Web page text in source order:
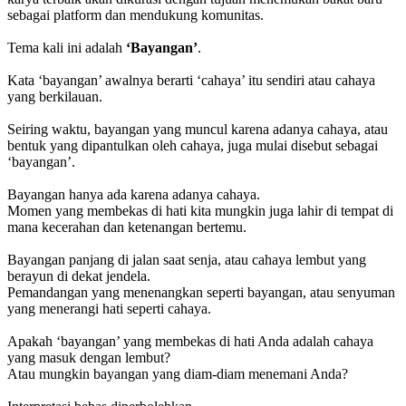
sebagai platform dan mendukung komunitas.
Tema kali ini adalah ‘Bayangan’.
Kata ‘bayangan’ awalnya berarti ‘cahaya’ itu sendiri atau cahaya
yang berkilauan.
Seiring waktu, bayangan yang muncul karena adanya cahaya, atau
bentuk yang dipantulkan oleh cahaya, juga mulai disebut sebagai
‘bayangan’.
Bayangan hanya ada karena adanya cahaya.
Momen yang membekas di hati kita mungkin juga lahir di tempat di
mana kecerahan dan ketenangan bertemu.
Bayangan panjang di jalan saat senja, atau cahaya lembut yang
berayun di dekat jendela.
Pemandangan yang menenangkan seperti bayangan, atau senyuman
yang menerangi hati seperti cahaya.
Apakah ‘bayangan’ yang membekas di hati Anda adalah cahaya
yang masuk dengan lembut?
Atau mungkin bayangan yang diam-diam menemani Anda?